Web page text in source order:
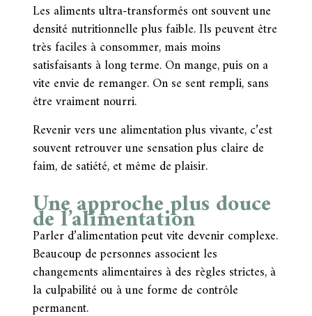
Les aliments ultra-transformés ont souvent une
densité nutritionnelle plus faible. Ils peuvent être
très faciles à consommer, mais moins
satisfaisants à long terme. On mange, puis on a
vite envie de remanger. On se sent rempli, sans
être vraiment nourri.
Revenir vers une alimentation plus vivante, c’est
souvent retrouver une sensation plus claire de
faim, de satiété, et même de plaisir.
Une approche plus douce
de l’alimentation
Parler d’alimentation peut vite devenir complexe.
Beaucoup de personnes associent les
changements alimentaires à des règles strictes, à
la culpabilité ou à une forme de contrôle
permanent.